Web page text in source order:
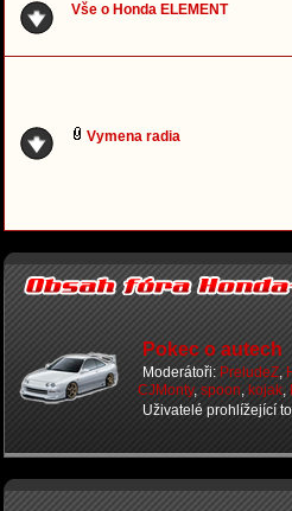
Vše o Honda ELEMENT
Vymena radia
Pokec o autech
Moderátoři: PreludeZ,
CJMonty, spoon, kojak,
Uživatelé prohlížející